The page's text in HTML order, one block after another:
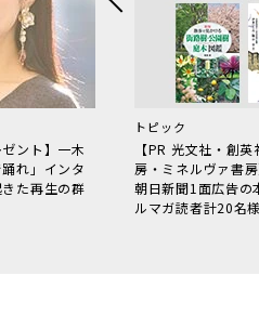
ント】一木
れ」インタ
た再生の群
トピック
【PR 光文社・創
房・ミネルヴァ書
朝日新聞1面広告の
ルマガ読者計20名